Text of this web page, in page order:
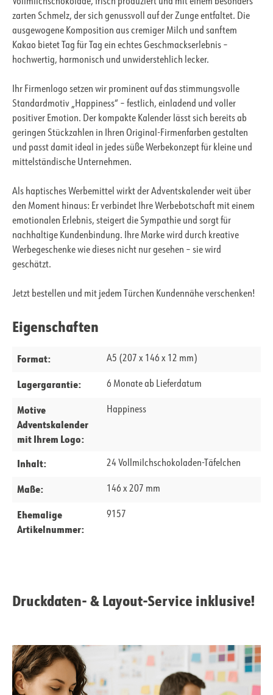
Vollmilchschokolade, frisch produziert und mit einem besonders
zarten Schmelz, der sich genussvoll auf der Zunge entfaltet. Die
ausgewogene Komposition aus cremiger Milch und sanftem
Kakao bietet Tag für Tag ein echtes Geschmackserlebnis –
hochwertig, harmonisch und unwiderstehlich lecker.
Ihr Firmenlogo setzen wir prominent auf das stimmungsvolle
Standardmotiv „Happiness“ – festlich, einladend und voller
positiver Emotion. Der kompakte Kalender lässt sich bereits ab
geringen Stückzahlen in Ihren Original-Firmenfarben gestalten
und passt damit ideal in jedes süße Werbekonzept für kleine und
mittelständische Unternehmen.
Als haptisches Werbemittel wirkt der Adventskalender weit über
den Moment hinaus: Er verbindet Ihre Werbebotschaft mit einem
emotionalen Erlebnis, steigert die Sympathie und sorgt für
nachhaltige Kundenbindung. Ihre Marke wird durch kreative
Werbegeschenke wie dieses nicht nur gesehen – sie wird
geschätzt.
Jetzt bestellen und mit jedem Türchen Kundennähe verschenken!
Eigenschaften
Format: A5 (207 x 146 x 12 mm)
Lagergarantie: 6 Monate ab Lieferdatum
Motive
Adventskalender
mit Ihrem Logo:
Happiness
Inhalt: 24 Vollmilchschokoladen-Täfelchen
Maße: 146 x 207 mm
Ehemalige
Artikelnummer:
9157
Druckdaten- & Layout-Service inklusive!